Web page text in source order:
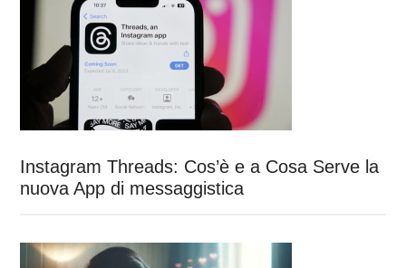
Instagram Threads: Cos’è e a Cosa Serve la
nuova App di messaggistica